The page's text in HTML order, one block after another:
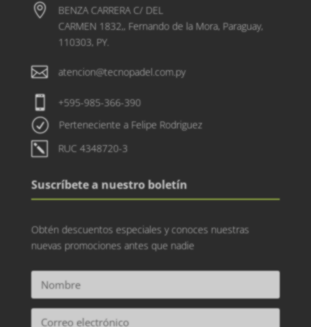

BENZA CARRERA C/ DEL
CARMEN 1832,, Fernando de la Mora, Paraguay,
110303, PY.
 atencion@tecnopadel.com.py
 +595-985-366-390
R Perteneciente a Felipe Rodriguez
k RUC 4348720-3
Suscríbete a nuestro boletín
Obtén descuentos especiales y conoces nuestras
nuevas promociones antes que nadie